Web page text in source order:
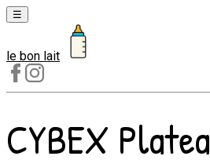
☰
Laits
1er
âge
Laits
2e
le bon lait
CYBEX